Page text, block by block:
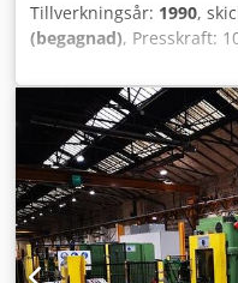
Tillverkningsår: 1990,
(begagnad), Presskraft:
bordsdimensioner X/Y:
stämpeldimensioner X/
10mm-130mm,
56, installationshöjd:
1900mm/1900mm/
på plats är möjlig.